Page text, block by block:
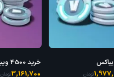
تومان
خرید 4500 ویباکس
3,161,700تومان